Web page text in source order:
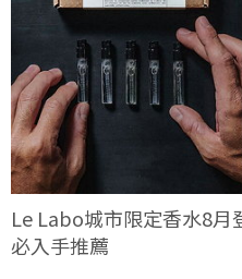
Le Labo城市限定香水8
必入手推薦